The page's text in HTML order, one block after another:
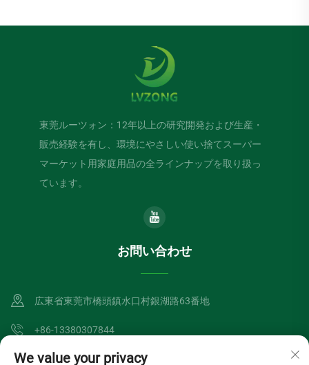
東莞ルーツォン：12年以上の研究開発および生産・
販売経験を有し、環境にやさしい使い捨てスーパー
マーケット用家庭用品の全ラインナップを取り扱っ
ています。
お問い合わせ
広東省東莞市橋頭鎮水口村銀湖路63番地
+86-13380307844
[email protected]
We value your privacy